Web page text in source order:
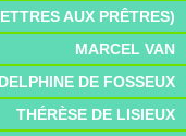
AUX PRÊTRES)
MARCEL VAN
DELPHINE DE FOSSEUX
THÉRÈSE DE LISIEUX